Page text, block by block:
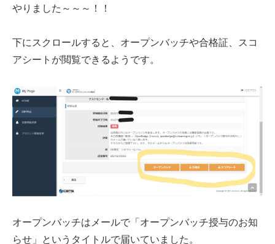
やりました～～～！！
下にスクロールすると、オープンバッチや合格証、スコ
アシートが閲覧できるようです。
オープンバッチはメールで「オープンバッチ授与のお知
らせ」というタイトルで届いていました。